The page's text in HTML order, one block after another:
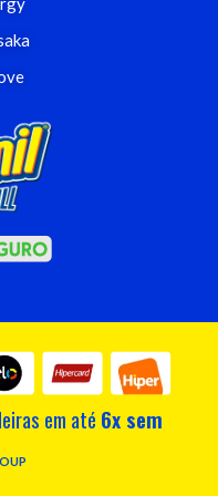
em até 6x sem